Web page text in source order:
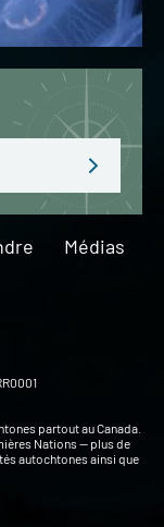
Médias
partout au Canada.
Nations — plus de
autochtones ainsi que